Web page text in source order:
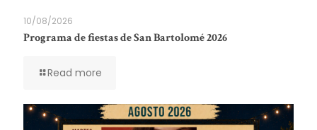
10/08/2026
Programa de fiestas de San Bartolomé 2026
Read more